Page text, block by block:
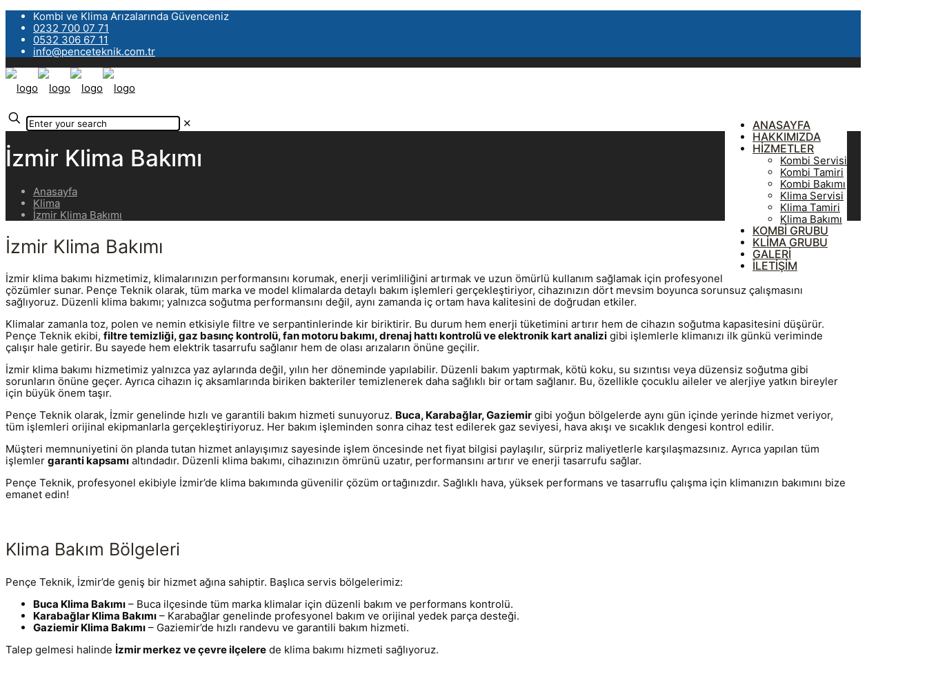
Kombi ve Klima Arızalarında Güvenceniz
0232 700 07 71
0532 306 67 11
info@penceteknik.com.tr
ANASAYFA
HAKKIMIZDA
HİZMETLER
Kombi Servisi
Kombi Tamiri
Kombi Bakımı
Klima Servisi
Klima Tamiri
Klima Bakımı
KOMBİ GRUBU
KLİMA GRUBU
GALERİ
İLETİŞİM
✕
İzmir Klima Bakımı
Anasayfa
Klima
İzmir Klima Bakımı
İzmir Klima Bakımı
İzmir klima bakımı hizmetimiz, klimalarınızın performansını korumak, enerji verimliliğini artırmak ve uzun ömürlü kullanım sağlamak için profesyonel
çözümler sunar. Pençe Teknik olarak, tüm marka ve model klimalarda detaylı bakım işlemleri gerçekleştiriyor, cihazınızın dört mevsim boyunca sorunsuz çalışmasını
sağlıyoruz. Düzenli klima bakımı; yalnızca soğutma performansını değil, aynı zamanda iç ortam hava kalitesini de doğrudan etkiler.
Klimalar zamanla toz, polen ve nemin etkisiyle filtre ve serpantinlerinde kir biriktirir. Bu durum hem enerji tüketimini artırır hem de cihazın soğutma kapasitesini düşürür.
Pençe Teknik ekibi, filtre temizliği, gaz basınç kontrolü, fan motoru bakımı, drenaj hattı kontrolü ve elektronik kart analizi gibi işlemlerle klimanızı ilk günkü veriminde
çalışır hale getirir. Bu sayede hem elektrik tasarrufu sağlanır hem de olası arızaların önüne geçilir.
İzmir klima bakımı hizmetimiz yalnızca yaz aylarında değil, yılın her döneminde yapılabilir. Düzenli bakım yaptırmak, kötü koku, su sızıntısı veya düzensiz soğutma gibi
sorunların önüne geçer. Ayrıca cihazın iç aksamlarında biriken bakteriler temizlenerek daha sağlıklı bir ortam sağlanır. Bu, özellikle çocuklu aileler ve alerjiye yatkın bireyler
için büyük önem taşır.
Pençe Teknik olarak, İzmir genelinde hızlı ve garantili bakım hizmeti sunuyoruz. Buca, Karabağlar, Gaziemir gibi yoğun bölgelerde aynı gün içinde yerinde hizmet veriyor,
tüm işlemleri orijinal ekipmanlarla gerçekleştiriyoruz. Her bakım işleminden sonra cihaz test edilerek gaz seviyesi, hava akışı ve sıcaklık dengesi kontrol edilir.
Müşteri memnuniyetini ön planda tutan hizmet anlayışımız sayesinde işlem öncesinde net fiyat bilgisi paylaşılır, sürpriz maliyetlerle karşılaşmazsınız. Ayrıca yapılan tüm
işlemler garanti kapsamı altındadır. Düzenli klima bakımı, cihazınızın ömrünü uzatır, performansını artırır ve enerji tasarrufu sağlar.
Pençe Teknik, profesyonel ekibiyle İzmir’de klima bakımında güvenilir çözüm ortağınızdır. Sağlıklı hava, yüksek performans ve tasarruflu çalışma için klimanızın bakımını bize
emanet edin!
Klima Bakım Bölgeleri
Pençe Teknik, İzmir’de geniş bir hizmet ağına sahiptir. Başlıca servis bölgelerimiz:
Buca Klima Bakımı – Buca ilçesinde tüm marka klimalar için düzenli bakım ve performans kontrolü.
Karabağlar Klima Bakımı – Karabağlar genelinde profesyonel bakım ve orijinal yedek parça desteği.
Gaziemir Klima Bakımı – Gaziemir’de hızlı randevu ve garantili bakım hizmeti.
Talep gelmesi halinde İzmir merkez ve çevre ilçelere de klima bakımı hizmeti sağlıyoruz.